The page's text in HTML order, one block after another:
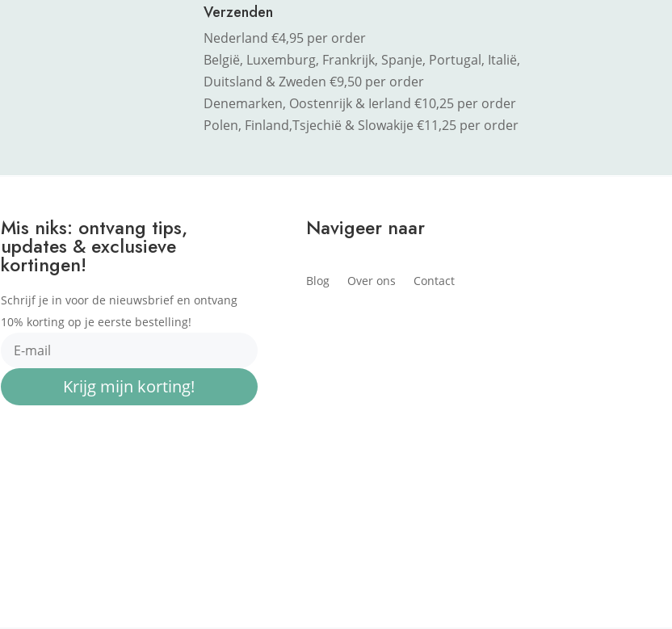
Verzenden
Nederland €4,95 per order
België, Luxemburg, Frankrijk, Spanje, Portugal, Italië,
Duitsland & Zweden €9,50 per order
Denemarken, Oostenrijk & Ierland €10,25 per order
Polen, Finland,Tsjechië & Slowakije €11,25 per order
Mis niks: ontvang tips,
updates & exclusieve
kortingen!
Schrijf je in voor de nieuwsbrief en ontvang
10% korting op je eerste bestelling!
Krijg mijn korting!
Navigeer naar
Blog Over ons Contact